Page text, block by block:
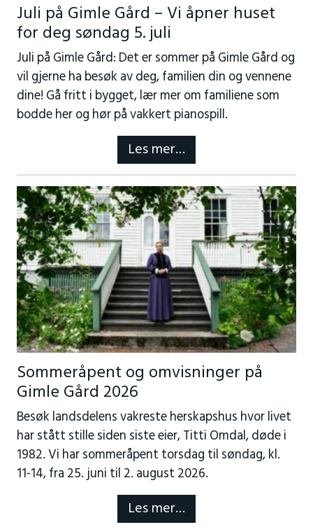
Juli på Gimle Gård – Vi åpner huset
for deg søndag 5. juli
Juli på Gimle Gård: Det er sommer på Gimle Gård og
vil gjerne ha besøk av deg, familien din og vennene
dine! Gå fritt i bygget, lær mer om familiene som
bodde her og hør på vakkert pianospill.
Les mer…
Sommeråpent og omvisninger på
Gimle Gård 2026
Besøk landsdelens vakreste herskapshus hvor livet
har stått stille siden siste eier, Titti Omdal, døde i
1982. Vi har sommeråpent torsdag til søndag, kl.
11-14, fra 25. juni til 2. august 2026.
Les mer…